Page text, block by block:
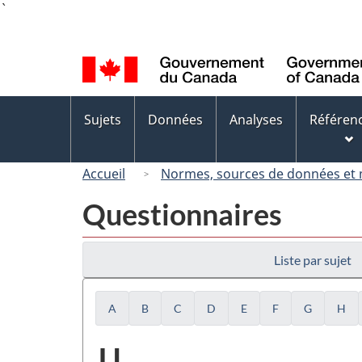
selection
des
Sujets Données Analyses
Accueil Normes, sources de données et
Questionnaires
Liste par sujet
A B C D E F G H